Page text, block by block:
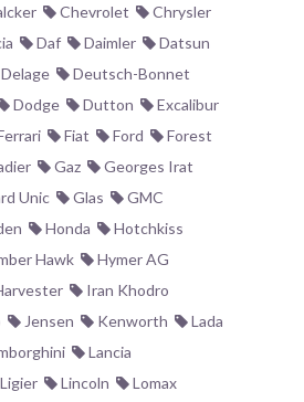
Chevrolet
Chrysler
Daf Daimler
Datsun
Delage
Deutsch-Bonnet
Dodge Dutton
Excalibur
Fiat Ford
Forest
Gaz
Georges Irat
Unic
Glas
GMC
Honda
Hotchkiss
Hawk
Hymer AG
Iran Khodro
Jensen Kenworth
Lada
Lancia
Ligier Lincoln
Lomax